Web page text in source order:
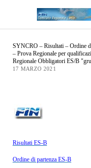
SYNCRO – Risultati – Ordine
– Prova Regionale per
Regionale Obbligatori ES/B
17 MARZO 2021
Risultati ES-B
Ordine di partenza ES-B